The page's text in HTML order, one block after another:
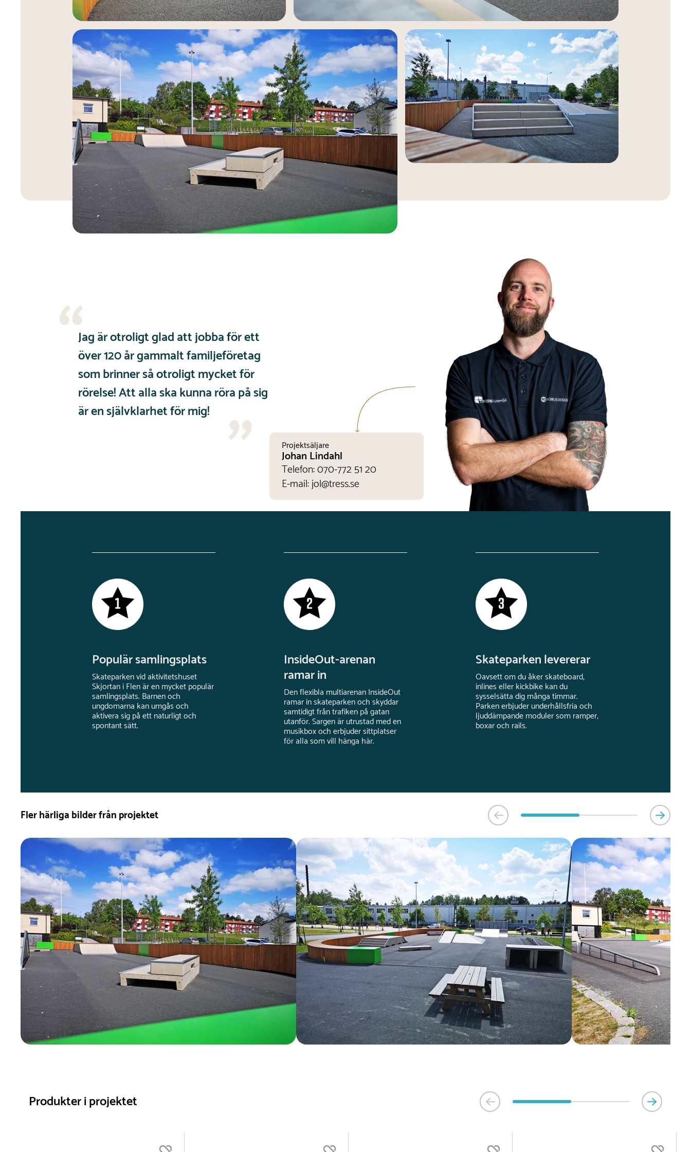
Jag är otroligt glad att jobba för ett
över 120 år gammalt familjeföretag
som brinner så otroligt mycket för
rörelse! Att alla ska kunna röra på sig
är en självklarhet för mig!
Projektsäljare
Johan Lindahl
Telefon:070-772 51 20
E-mail:jol@tress.se
Populär samlingsplats
Skateparken vid aktivitetshuset
Skjortan i Flen är en mycket populär
samlingsplats. Barnen och
ungdomarna kan umgås och
aktivera sig på ett naturligt och
spontant sätt.
InsideOut-arenan
ramar in
Den flexibla multiarenan InsideOut
ramar in skateparken och skyddar
samtidigt från trafiken på gatan
utanför. Sargen är utrustad med en
musikbox och erbjuder sittplatser
för alla som vill hänga här.
Skateparken levererar
Oavsett om du åker skateboard,
inlines eller kickbike kan du
sysselsätta dig många timmar.
Parken erbjuder underhållsfria och
ljuddämpande moduler som ramper,
boxar och rails.
Fler härliga bilder från projektet
Produkter i projektet